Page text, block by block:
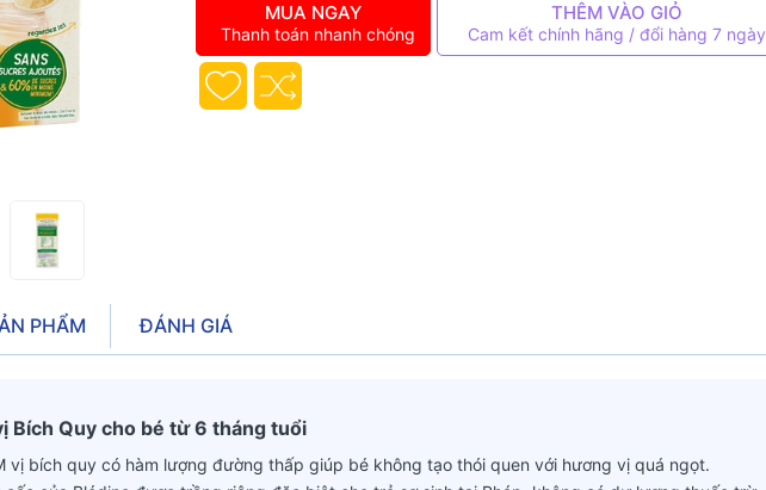
MUA NGAY
Thanh toán nhanh chóng
THÊM VÀO GIỎ
Cam kết chính hãng / đổi hàng 7 ngày
PHẨM ĐÁNH GIÁ
Bích Quy cho bé từ 6 tháng tuổi
vị bích quy có hàm lượng đường thấp giúp bé không tạo thói quen với hương vị quá ngọt.